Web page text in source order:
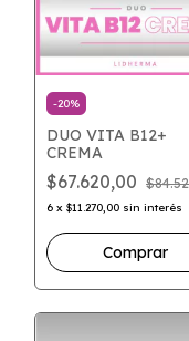
-20%
DUO VITA B12+
CREMA
$67.620,00
6 x $11.270,00 sin interés